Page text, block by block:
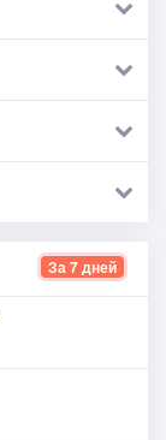
За 7 дней